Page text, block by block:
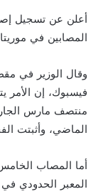
أعلن عن تسجيل
المصابين في
وقال الوزير في
فيسبوك، إن الأمر
منتصف مارس
الماضي، وأثبتت
أما المصاب
المعبر الحدودي